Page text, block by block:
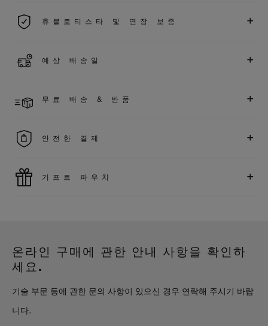
용됩니다.휴블로티스타 및 연장 보증 +
에 대해5 년 추가 워런티 혜택
또한 다양
더 알아보기
예상 배송일 +
다. *재고 상황에 따라 달라질 수 있습니다*.
무료 배송 & 반품 +
을 누려보세요
안전한 결제 +
모든 제품은 빠르고 안전하게 결제가 가능하며, 개인정보를 안
기프트 파우치 +
온라인 구매에 관한 안내 사항을 확인하
세요.
기술 부문 등에 관한 문의 사항이 있으신 경우 연락해 주시기 바랍
니다.